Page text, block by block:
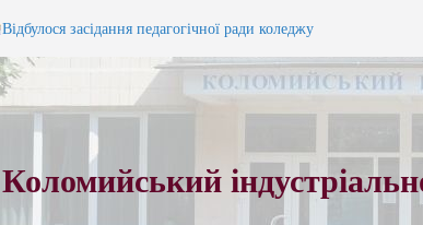
Відбулося засідання педагогічної ради коледжу
Запрошуємо на навчання!
ВСТУП 2026
Під шелест лип і мелодію прощального вальсу…
Коломийський